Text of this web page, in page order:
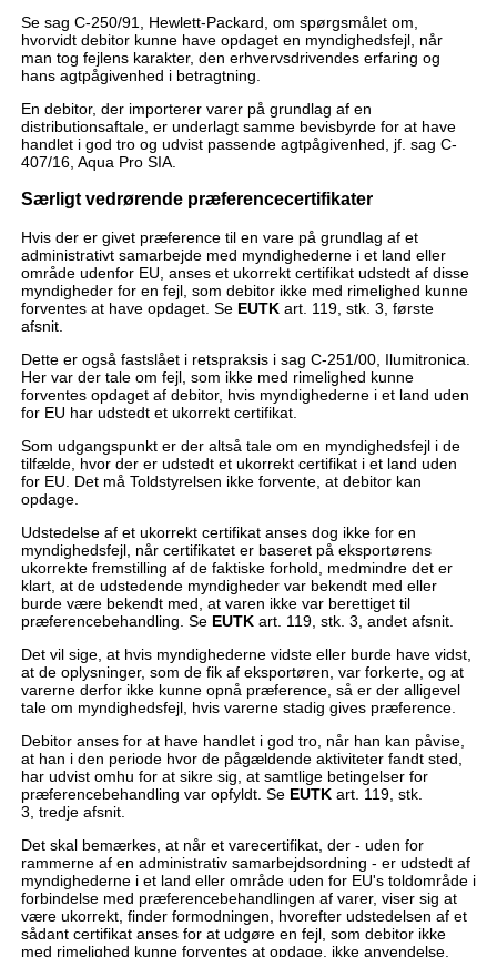
Se sag C-250/91, Hewlett-Packard, om spørgsmålet om,
hvorvidt debitor kunne have opdaget en myndighedsfejl, når
man tog fejlens karakter, den erhvervsdrivendes erfaring og
hans agtpågivenhed i betragtning.
En debitor, der importerer varer på grundlag af en
distributionsaftale, er underlagt samme bevisbyrde for at have
handlet i god tro og udvist passende agtpågivenhed, jf. sag C-
407/16, Aqua Pro SIA.
Særligt vedrørende præferencecertifikater
Hvis der er givet præference til en vare på grundlag af et
administrativt samarbejde med myndighederne i et land eller
område udenfor EU, anses et ukorrekt certifikat udstedt af disse
myndigheder for en fejl, som debitor ikke med rimelighed kunne
forventes at have opdaget. Se EUTKart. 119, stk. 3, første
afsnit.
Dette er også fastslået i retspraksis i sag C-251/00, Ilumitronica.
Her var der tale om fejl, som ikke med rimelighed kunne
forventes opdaget af debitor, hvis myndighederne i et land uden
for EU har udstedt et ukorrekt certifikat.
Som udgangspunkt er der altså tale om en myndighedsfejl i de
tilfælde, hvor der er udstedt et ukorrekt certifikat i et land uden
for EU. Det må Toldstyrelsen ikke forvente, at debitor kan
opdage.
Udstedelse af et ukorrekt certifikat anses dog ikke for en
myndighedsfejl, når certifikatet er baseret på eksportørens
ukorrekte fremstilling af de faktiske forhold, medmindre det er
klart, at de udstedende myndigheder var bekendt med eller
burde være bekendt med, at varen ikke var berettiget til
præferencebehandling. Se EUTKart. 119, stk. 3, andet afsnit.
Det vil sige, at hvis myndighederne vidste eller burde have vidst,
at de oplysninger, som de fik af eksportøren, var forkerte, og at
varerne derfor ikke kunne opnå præference, så er der alligevel
tale om myndighedsfejl, hvis varerne stadig gives præference.
Debitor anses for at have handlet i god tro, når han kan påvise,
at han i den periode hvor de pågældende aktiviteter fandt sted,
har udvist omhu for at sikre sig, at samtlige betingelser for
præferencebehandling var opfyldt. Se EUTKart. 119, stk.
3, tredje afsnit.
Det skal bemærkes, at når et varecertifikat, der - uden for
rammerne af en administrativ samarbejdsordning - er udstedt af
myndighederne i et land eller område uden for EU's toldområde i
forbindelse med præferencebehandlingen af varer, viser sig at
være ukorrekt, finder formodningen, hvorefter udstedelsen af et
sådant certifikat anses for at udgøre en fejl, som debitor ikke
med rimelighed kunne forventes at opdage, ikke anvendelse.